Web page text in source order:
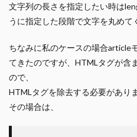
文字列の長さを指定したい時は
うに指定した段階で文字を丸めて
ちなみに私のケースの場合article
てきたのですが、HTMLタグが含
ので、
HTMLタグを除去する必要がありま
その場合は、